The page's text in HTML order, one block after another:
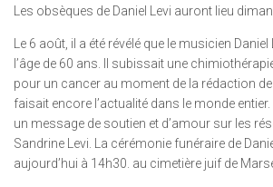
Les obsèques de Daniel Levi auront lieu
Le 6 août, il a été révélé que le musicien
l’âge de 60 ans. Il subissait une
pour un cancer au moment de la rédaction
faisait encore l’actualité dans le monde
un message de soutien et d’amour sur les
Sandrine Levi. La cérémonie funéraire de
aujourd’hui à 14h30. au cimetière juif de